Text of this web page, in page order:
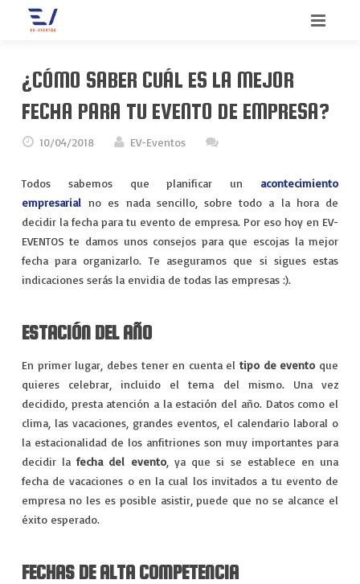
SERVICIOS
CONVENCIONES
INCENTIVOS
MEETINGS
MERCHANDISING
VIAJES
EXPERIENCIAS
CONTACTO
BLOG
¿CÓMO SABER CUÁL ES LA MEJOR
FECHA PARA TU EVENTO DE EMPRESA?
10/04/2018 EV-Eventos
Todos sabemos que planificar un acontecimiento
empresarialno es nada sencillo, sobre todo a la hora de
decidir la fecha para tu evento de empresa. Por eso hoy en EV-
EVENTOS te damos unos consejos para que escojas la mejor
fecha para organizarlo. Te aseguramos que si sigues estas
indicaciones serás la envidia de todas las empresas :).
ESTACIÓN DEL AÑO
En primer lugar, debes tener en cuenta eltipo de evento que
quieres celebrar, incluido el tema del mismo. Una vez
decidido, presta atención a la estación del año. Datos como el
clima, las vacaciones, grandes eventos, el calendario laboral o
la estacionalidad de los anfitriones son muy importantes para
decidir lafecha del evento, ya que si se establece en una
fecha de vacaciones o en la cual los invitados a tu evento de
empresa no les es posible asistir, puede que no se alcance el
éxito esperado.
FECHAS DE ALTA COMPETENCIA